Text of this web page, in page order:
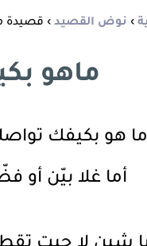
› نوض القصيد › قصيدة
ماهو
ما هو بكيفك
أما غلا بيّن أو